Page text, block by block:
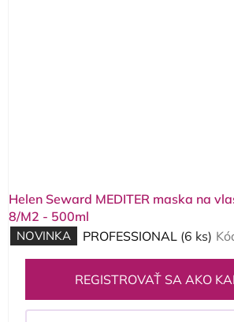
Helen Seward MEDITER maska na
8/M2 - 500ml
NOVINKA PROFESSIONAL (6 ks)
REGISTROVAŤ SA AKO